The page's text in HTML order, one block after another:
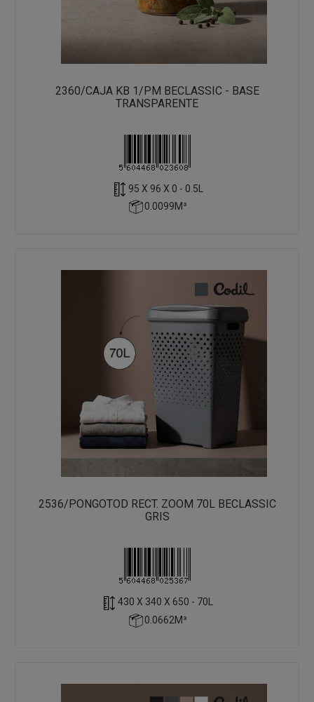
2360/CAJA KB 1/PM BECLASSIC - BASE
TRANSPARENTE
95 X 96 X 0 - 0.5L
0.0099M³
2536/PONGOTOD RECT. ZOOM 70L BECLASSIC
GRIS
430 X 340 X 650 - 70L
0.0662M³